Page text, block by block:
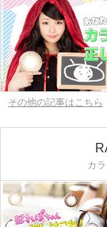
その他の記事はこちら
カ